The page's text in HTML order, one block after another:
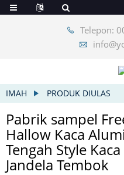
Telepon:
IMAH PRODUK DIULAS
Pabrik sampel
Hallow Kaca
Tengah Style
Jandela Tembok